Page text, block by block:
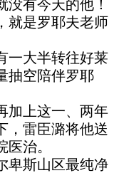
有今天的他！
是罗耶夫老师
大半转往好莱
抽空陪伴罗耶
上这一、两年
，雷臣潞将他送
治。
斯山区最纯净